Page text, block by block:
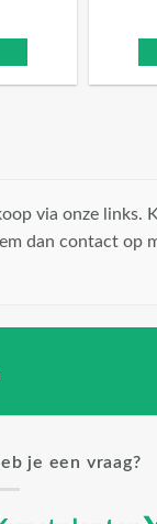
via onze links.
dan contact op
je een vraag?